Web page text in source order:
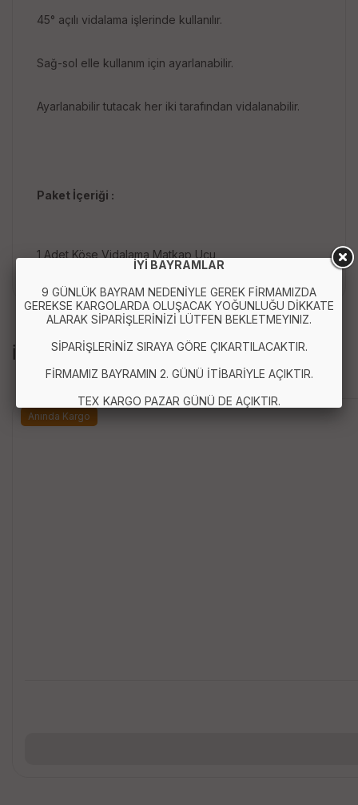
45° açılı vidalama işlerinde kullanılır.
Sağ-sol elle kullanım için ayarlanabilir.
Ayarlanabilir tutacak her iki tarafından vidalanabilir.
Paket İçeriği :
1 Adet Köşe Vidalama Matkap Ucu
İLGİLİ ÜRÜNLER
Anında Kargo
İYİ BAYRAMLAR
9 GÜNLÜK BAYRAM NEDENİYLE GEREK FİRMAMIZDA
GEREKSE KARGOLARDA OLUŞACAK YOĞUNLUĞU DİKKATE
ALARAK SİPARİŞLERİNİZİ LÜTFEN BEKLETMEYINIZ.
SİPARİŞLERİNİZ SIRAYA GÖRE ÇIKARTILACAKTIR.
FİRMAMIZ BAYRAMIN 2. GÜNÜ İTİBARİYLE AÇIKTIR.
TEX KARGO PAZAR GÜNÜ DE AÇIKTIR.